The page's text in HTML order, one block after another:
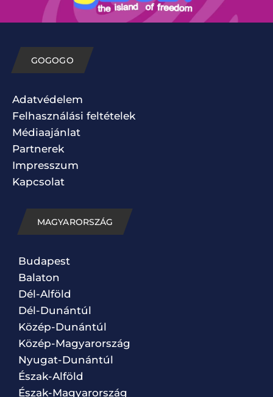
GOGOGO
Adatvédelem
Felhasználási feltételek
Médiaajánlat
Partnerek
Impresszum
Kapcsolat
MAGYARORSZÁG
Budapest
Balaton
Dél-Alföld
Dél-Dunántúl
Közép-Dunántúl
Közép-Magyarország
Nyugat-Dunántúl
Észak-Alföld
Észak-Magyarország